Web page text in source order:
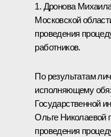
1. Дронова
Московской
проведения
работников.
По результатам
исполняющему
Государственной
Ольге Николаевой
проведения